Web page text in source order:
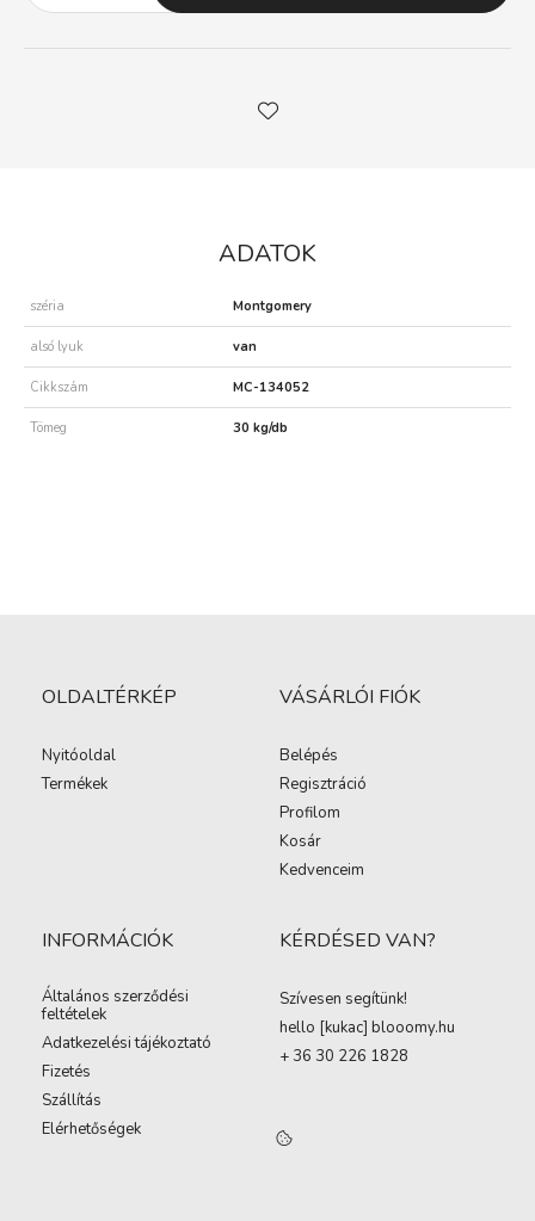
ADATOK
széria Montgomery
alsó lyuk van
Cikkszám MC-134052
Tömeg 30 kg/db
OLDALTÉRKÉP
Nyitóoldal
Termékek
VÁSÁRLÓI FIÓK
Belépés
Regisztráció
Profilom
Kosár
Kedvenceim
INFORMÁCIÓK
Általános szerződési
feltételek
Adatkezelési tájékoztató
Fizetés
Szállítás
Elérhetőségek
KÉRDÉSED VAN?
Szívesen segítünk!
hello [kukac] blooomy.hu
+ 36 30 226 1828